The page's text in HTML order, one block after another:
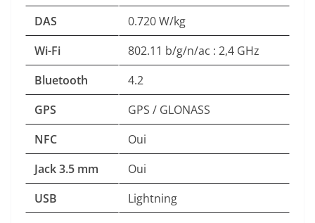
DAS
0.720 W/kg
Wi-Fi
802.11 b/g/n/ac : 2,4 GHz
Bluetooth
4.2
GPS
GPS / GLONASS
NFC
Oui
Jack 3.5 mm
Oui
USB
Lightning